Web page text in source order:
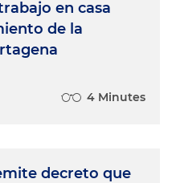
en casa
de la
4 Minutes
decreto que